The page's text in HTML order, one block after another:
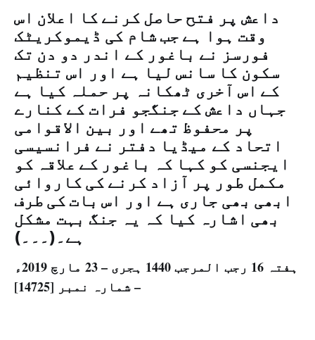
داعش پر فتح حاصل کرنے کا اعلان اس
وقت ہوا ہے جب شام کی ڈیموکریٹک
فورسز نے باغور کے اندر دو دن تک
سکون کا سانس لیا ہے اور اس تنظیم
کے اس آخری ٹھکانہ پر حملہ کیا ہے
جہاں داعش کے جنگجو فرات کے کنارے
پر محفوظ تھے اور بین الاقوامی
اتحاد کے میڈیا دفتر نے فرانسیسی
ایجنسی کو کہا کہ باغور کے علاقہ کو
مکمل طور پر آزاد کرنے کی کاروائی
ابھی بھی جاری ہے اور اس بات کی طرف
بھی اشارہ کیا کہ یہ جنگ بہت مشکل
ہے۔(۔۔۔)
ہفتہ 16 رجب المرجب 1440 ہجری – 23 مارچ 2019ء
– شمارہ نمبر [14725]